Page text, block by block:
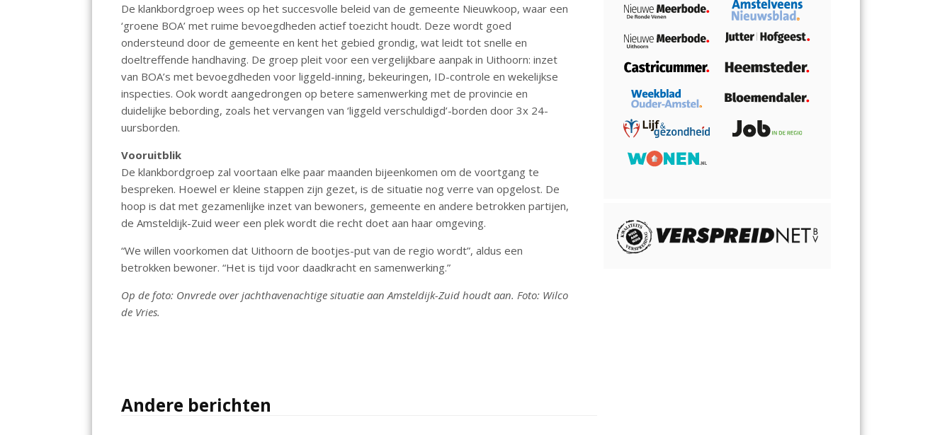
De klankbordgroep wees op het succesvolle beleid van de gemeente Nieuwkoop, waar een
‘groene BOA’ met ruime bevoegdheden actief toezicht houdt. Deze wordt goed
ondersteund door de gemeente en kent het gebied grondig, wat leidt tot snelle en
doeltreffende handhaving. De groep pleit voor een vergelijkbare aanpak in Uithoorn: inzet
van BOA’s met bevoegdheden voor liggeld-inning, bekeuringen, ID-controle en wekelijkse
inspecties. Ook wordt aangedrongen op betere samenwerking met de provincie en
duidelijke bebording, zoals het vervangen van ‘liggeld verschuldigd’-borden door 3x 24-
uursborden.
Vooruitblik
De klankbordgroep zal voortaan elke paar maanden bijeenkomen om de voortgang te
bespreken. Hoewel er kleine stappen zijn gezet, is de situatie nog verre van opgelost. De
hoop is dat met gezamenlijke inzet van bewoners, gemeente en andere betrokken partijen,
de Amsteldijk-Zuid weer een plek wordt die recht doet aan haar omgeving.
“We willen voorkomen dat Uithoorn de bootjes-put van de regio wordt”, aldus een
betrokken bewoner. “Het is tijd voor daadkracht en samenwerking.”
Op de foto: Onvrede over jachthavenachtige situatie aan Amsteldijk-Zuid houdt aan. Foto: Wilco
de Vries.
Andere berichten